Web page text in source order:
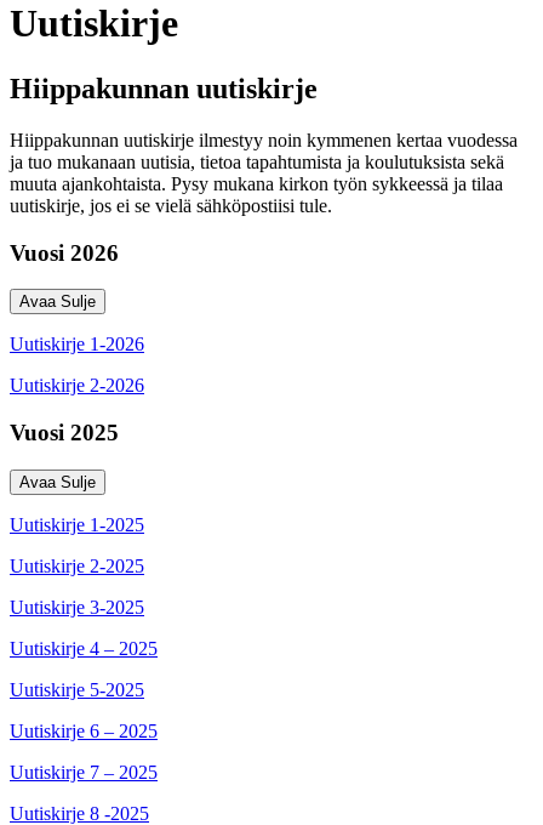
Uutiskirje
Hiippakunnan uutiskirje
Hiippakunnan uutiskirje ilmestyy noin kymmenen kertaa vuodessa
ja tuo mukanaan uutisia, tietoa tapahtumista ja koulutuksista sekä
muuta ajankohtaista. Pysy mukana kirkon työn sykkeessä ja tilaa
uutiskirje, jos ei se vielä sähköpostiisi tule.
Vuosi 2026
Avaa Sulje
Uutiskirje 1-2026
Uutiskirje 2-2026
Vuosi 2025
Avaa Sulje
Uutiskirje 1-2025
Uutiskirje 2-2025
Uutiskirje 3-2025
Uutiskirje 4 – 2025
Uutiskirje 5-2025
Uutiskirje 6 – 2025
Uutiskirje 7 – 2025
Uutiskirje 8 -2025